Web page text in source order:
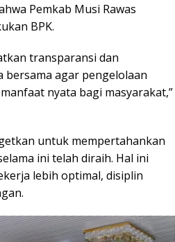
Pemkab Musi Rawas
BPK.
transparansi dan
agar pengelolaan
nyata bagi masyarakat,”
untuk mempertahankan
ini telah diraih. Hal ini
lebih optimal, disiplin